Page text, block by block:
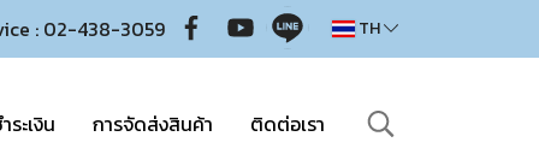
: 02-438-3059 TH
ระเงิน การจัดส่งสินค้า ติดต่อเรา